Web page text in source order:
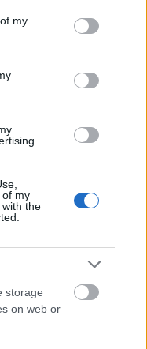
You may click to
third-party tags to
in below Google
my
of my
the
storage
on web or
a FF
jó időben. Plusz
lőni egységnyi
mennyire
es vonalán.
az se...